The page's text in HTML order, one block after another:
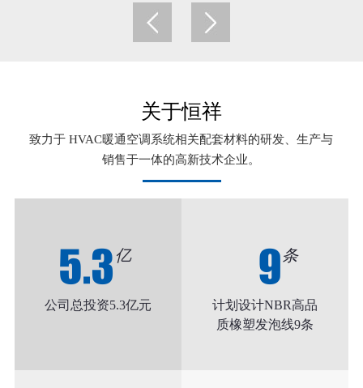
关于恒祥
致力于 HVAC暖通空调系统相关配套材料的研发、生产与
销售于一体的高新技术企业。
5.3 亿
公司总投资5.3亿元
9条
计划设计NBR高品
质橡塑发泡线9条